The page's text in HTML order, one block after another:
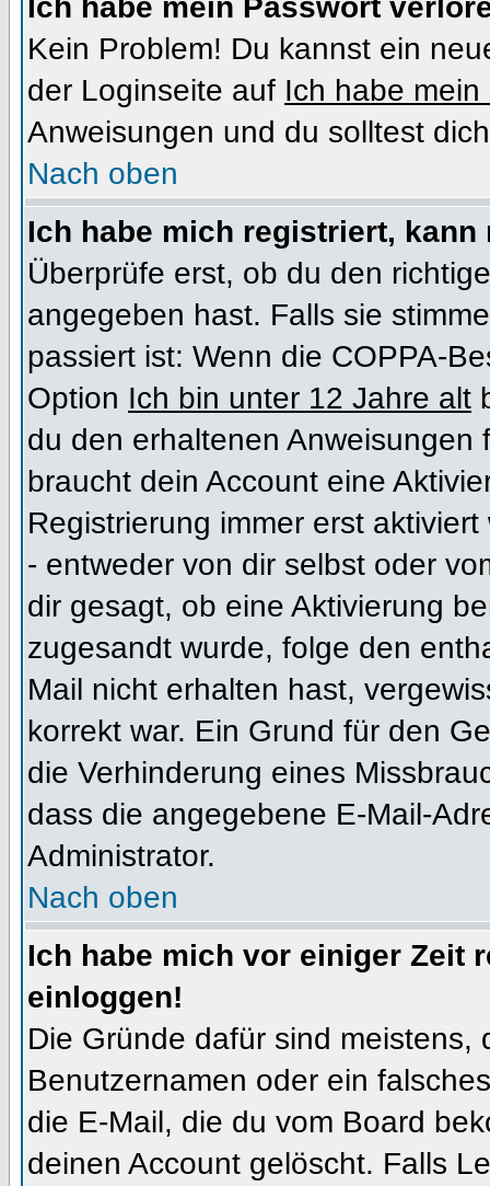
Kein Problem! Du kannst ein
der Loginseite auf Ich habe
Anweisungen und du solltest
Nach oben
Ich habe mich registriert,
Überprüfe erst, ob du den
angegeben hast. Falls sie
passiert ist: Wenn die COPPA-
Option Ich bin unter 12 Jahre alt
du den erhaltenen
braucht dein Account eine
Registrierung immer erst
- entweder von dir selbst oder
dir gesagt, ob eine Aktivierung
zugesandt wurde, folge den
Mail nicht erhalten hast,
korrekt war. Ein Grund für den
die Verhinderung eines
dass die angegebene E-Mail-
Administrator.
Nach oben
Ich habe mich vor einiger Zeit
einloggen!
Die Gründe dafür sind
Benutzernamen oder ein
die E-Mail, die du vom Board
deinen Account gelöscht. Falls